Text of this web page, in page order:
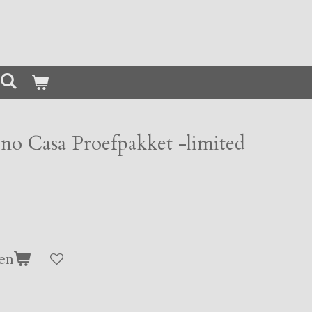
Casa Proefpakket -limited